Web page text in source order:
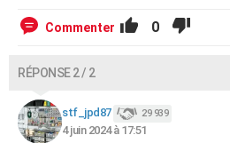
Commenter 0
RÉPONSE 2 / 2
stf_jpd87 29 939
4 juin 2024 à 17:51